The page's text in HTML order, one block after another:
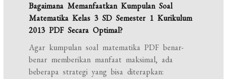
Bagaimana Memanfaatkan Kumpulan Soal
Matematika Kelas 3 SD Semester 1 Kurikulum
2013 PDF Secara Optimal?
Agar kumpulan soal matematika PDF benar-
benar memberikan manfaat maksimal, ada
beberapa strategi yang bisa diterapkan: